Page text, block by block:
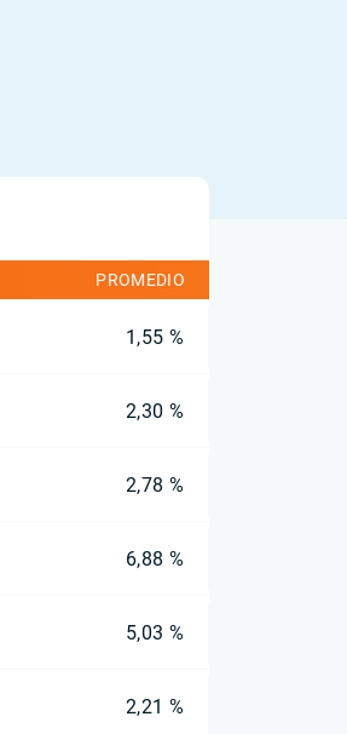
PROMEDIO
1,55 %
2,30 %
2,78 %
6,88 %
5,03 %
2,21 %